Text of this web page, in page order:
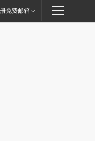
免费邮箱